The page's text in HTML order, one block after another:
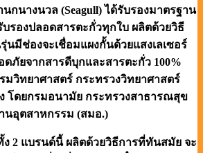
นกนางนวล (Seagull) ได้รับรองมาตรฐาน
รองปลอดสารตะกั่วทุกใบ ผลิตด้วยวิธี
นมีช่องจะเชื่อมแผงกั้นด้วยแสงเลเซอร์
ภัยจากสารดีบุกและสารตะกั่ว 100%
มวิทยาศาสตร์ กระทรวงวิทยาศาสตร์
โดยกรมอนามัย กระทรวงสาธารณสุข
นอุตสาหกรรม (สมอ.)
ง 2 แบรนด์นี้ ผลิตด้วยวิธีการที่ทันสมัย จะ